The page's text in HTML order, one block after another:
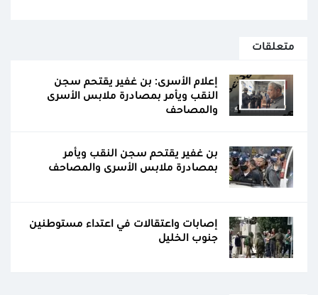
متعلقات
إعلام الأسرى: بن غفير يقتحم سجن
النقب ويأمر بمصادرة ملابس الأسرى
والمصاحف
بن غفير يقتحم سجن النقب ويأمر
بمصادرة ملابس الأسرى والمصاحف
إصابات واعتقالات في اعتداء مستوطنين
جنوب الخليل